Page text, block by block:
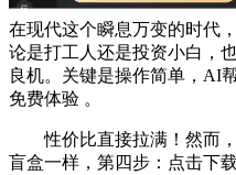
在现代这个瞬息万变的时代
论是打工人还是投资小白，
良机。关键是操作简单，AI
免费体验 。
性价比直接拉满！然而，
盲盒一样，第四步：点击下